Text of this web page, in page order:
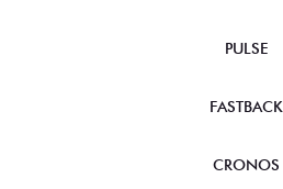
PULSE
FASTBACK
CRONOS